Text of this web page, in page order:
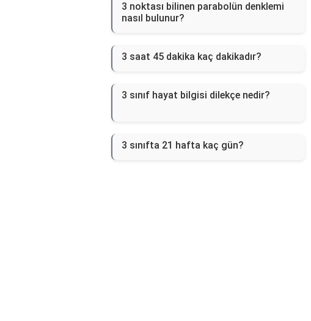
3 noktası bilinen parabolün denklemi
nasıl bulunur?
3 saat 45 dakika kaç dakikadır?
3 sınıf hayat bilgisi dilekçe nedir?
3 sınıfta 21 hafta kaç gün?